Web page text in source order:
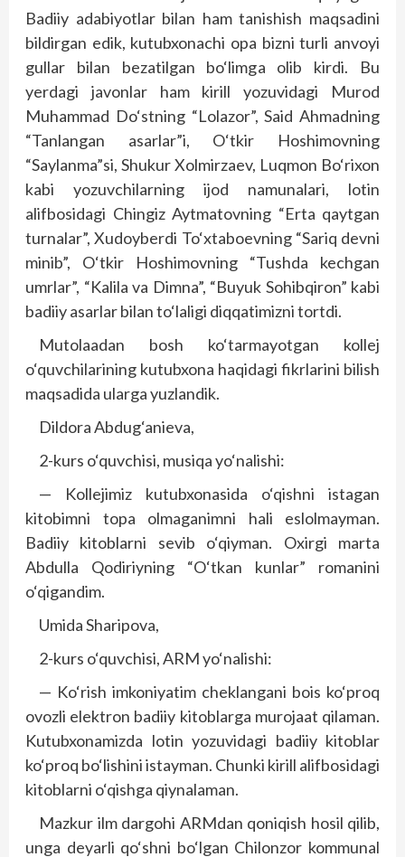
Badiiy adabiyotlar bilan ham tanishish maqsadini
bildirgan edik, kutubxonachi opa bizni turli anvoyi
gullar bilan bezatilgan bo‘limga olib kirdi. Bu
yerdagi javonlar ham kirill yozuvidagi Murod
Muhammad Do‘stning “Lolazor”, Said Ahmadning
“Tanlangan asarlar”i, O‘tkir Hoshimovning
“Saylanma”si, Shukur Xolmirzaev, Luqmon Bo‘rixon
kabi yozuvchilarning ijod namunalari, lotin
alifbosidagi Chingiz Aytmatovning “Erta qaytgan
turnalar”, Xudoyberdi To‘xtaboevning “Sariq devni
minib”, O‘tkir Hoshimovning “Tushda kechgan
umrlar”, “Kalila va Dimna”, “Buyuk Sohibqiron” kabi
badiiy asarlar bilan to‘laligi diqqatimizni tortdi.
Mutolaadan bosh ko‘tarmayotgan kollej
o‘quvchilarining kutubxona haqidagi fikrlarini bilish
maqsadida ularga yuzlandik.
Dildora Abdug‘anieva,
2-kurs o‘quvchisi, musiqa yo‘nalishi:
— Kollejimiz kutubxonasida o‘qishni istagan
kitobimni topa olmaganimni hali eslolmayman.
Badiiy kitoblarni sevib o‘qiyman. Oxirgi marta
Abdulla Qodiriyning “O‘tkan kunlar” romanini
o‘qigandim.
Umida Sharipova,
2-kurs o‘quvchisi, ARM yo‘nalishi:
— Ko‘rish imkoniyatim cheklangani bois ko‘proq
ovozli elektron badiiy kitoblarga murojaat qilaman.
Kutubxonamizda lotin yozuvidagi badiiy kitoblar
ko‘proq bo‘lishini istayman. Chunki kirill alifbosidagi
kitoblarni o‘qishga qiynalaman.
Mazkur ilm dargohi ARMdan qoniqish hosil qilib,
unga deyarli qo‘shni bo‘lgan Chilonzor kommunal